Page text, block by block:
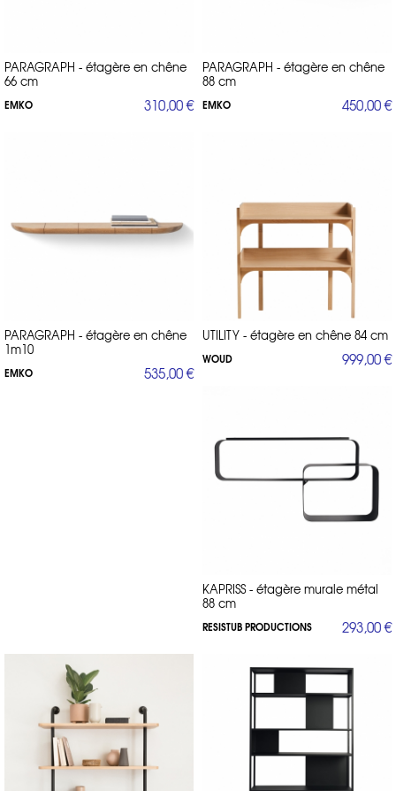
PARAGRAPH - étagère en chêne
66 cm
EMKO 310,00 €
PARAGRAPH - étagère en chêne
88 cm
EMKO 450,00 €
PARAGRAPH - étagère en chêne
1m10
EMKO 535,00 €
UTILITY - étagère en chêne 84 cm
WOUD 999,00 €
KAPRISS - étagère murale métal
88 cm
RESISTUB PRODUCTIONS 293,00 €